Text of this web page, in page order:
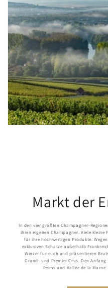
Markt der
In den vier größten Champagner-
ihren eigenen Champagner. Viele
für ihre hochwertigen Produkte.
exklusiven Schätze außerhalb
Winzer für euch und präsentieren
Grand- und Premier Crus. Den
Reims und Vallée de la